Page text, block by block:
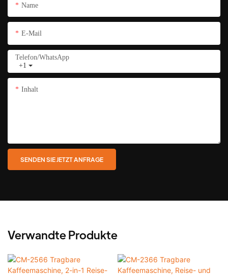
Name
E-Mail
+1
Telefon/WhatsApp
Inhalt
SENDEN SIE JETZT ANFRAGE
Verwandte Produkte